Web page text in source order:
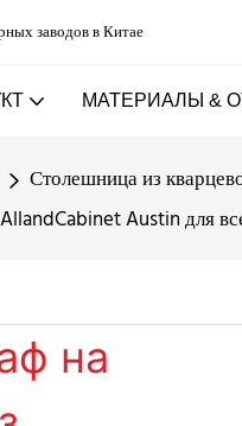
заводов в Китае
МАТЕРИАЛЫ &
Столешница из
Austin для